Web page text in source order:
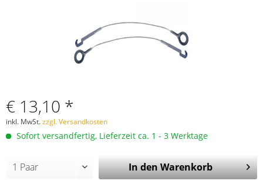
€ 13,10 *
inkl. MwSt.zzgl. Versandkosten
Sofort versandfertig, Lieferzeit ca. 1 - 3 Werktage
In denWarenkorb